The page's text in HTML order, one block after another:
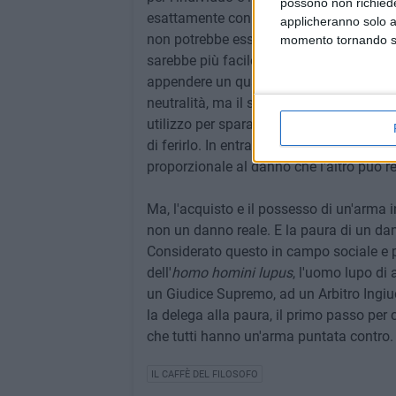
applicheranno solo
momento tornando
esattamente con lo strumento-arma.
non potrebbe essere utilizzato per
sarebbe più facile e più sicuro
appendere un quadro o per rompere la
neutralità, ma il suo utilizzo è
utilizzo per sparare a qualcuno. E se
di ferirlo. In entrambi i casi, reco
proporzionale al danno che l'altro può
Ma, l'acquisto e il possesso di un'arma
non un danno reale. E la paura di un
Considerato questo in campo sociale
dell'homo homini lupus, l'uomo lupo di
un Giudice Supremo, ad un Arbitro
la delega alla paura, il primo passo
che tutti hanno un'arma puntata
IL CAFFÈ DEL FILOSOFO